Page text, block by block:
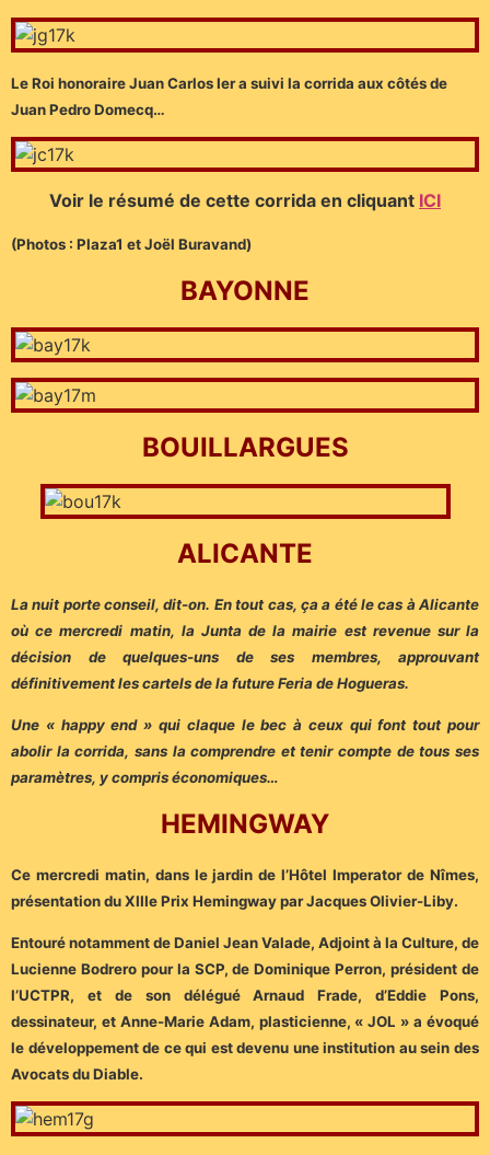
Le Roi honoraire Juan Carlos Ier a suivi la corrida aux côtés de
Juan Pedro Domecq…
Voir le résumé de cette corrida en cliquant ICI
(Photos : Plaza1 et Joël Buravand)
BAYONNE
BOUILLARGUES
ALICANTE
La nuit porte conseil, dit-on. En tout cas, ça a été le cas à Alicante
où ce mercredi matin, la Junta de la mairie est revenue sur la
décision de quelques-uns de ses membres, approuvant
définitivement les cartels de la future Feria de Hogueras.
Une « happy end » qui claque le bec à ceux qui font tout pour
abolir la corrida, sans la comprendre et tenir compte de tous ses
paramètres, y compris économiques…
HEMINGWAY
Ce mercredi matin, dans le jardin de l’Hôtel Imperator de Nîmes,
présentation du XIIIe Prix Hemingway par Jacques Olivier-Liby.
Entouré notamment de Daniel Jean Valade, Adjoint à la Culture, de
Lucienne Bodrero pour la SCP, de Dominique Perron, président de
l’UCTPR, et de son délégué Arnaud Frade, d’Eddie Pons,
dessinateur, et Anne-Marie Adam, plasticienne, « JOL » a évoqué
le développement de ce qui est devenu une institution au sein des
Avocats du Diable.